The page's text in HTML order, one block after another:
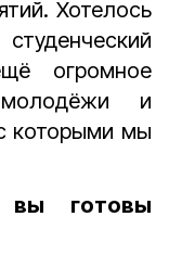
Хотелось
огромное
молодёжи и
которыми мы
готовы